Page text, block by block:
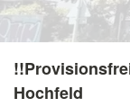
Hochfeld